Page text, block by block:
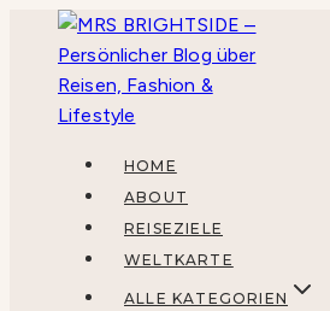
springen
HOME
ABOUT
REISEZIELE
WELTKARTE
ALLE KATEGORIEN